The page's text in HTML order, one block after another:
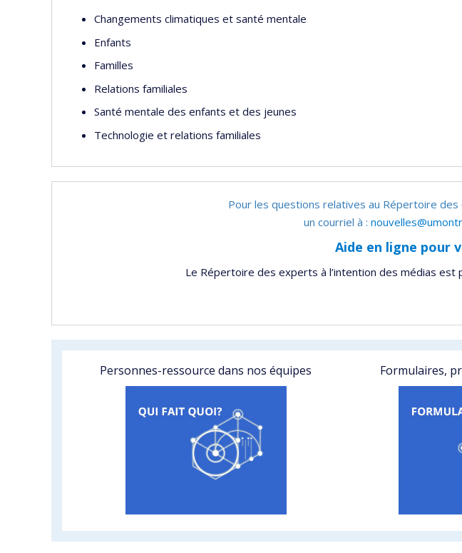
Changements climatiques et santé mentale
Enfants
Familles
Relations familiales
Santé mentale des enfants et des jeunes
Technologie et relations familiales
Pour les questions relatives au Répertoire
un courriel à :
Aide en ligne pour
Le Répertoire des experts à l’intention des médias est
Personnes-ressource dans nos équipes Formulaires,